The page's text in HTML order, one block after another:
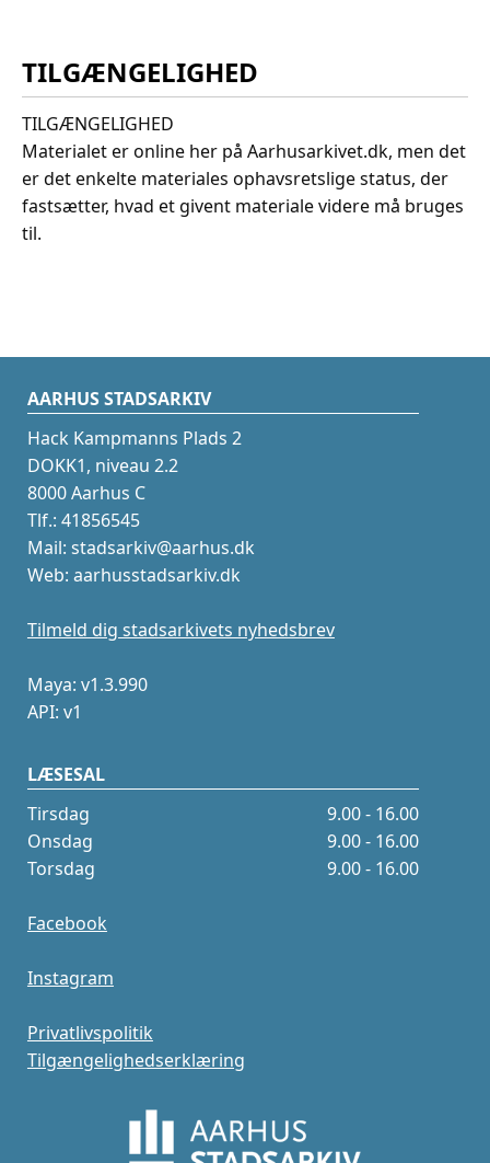
TILGÆNGELIGHED
TILGÆNGELIGHED
Materialet er online her på Aarhusarkivet.dk, men det
er det enkelte materiales ophavsretslige status, der
fastsætter, hvad et givent materiale videre må bruges
til.
AARHUS STADSARKIV
Hack Kampmanns Plads 2
DOKK1, niveau 2.2
8000 Aarhus C
Tlf.: 41856545
Mail: stadsarkiv@aarhus.dk
Web: aarhusstadsarkiv.dk
Tilmeld dig stadsarkivets nyhedsbrev
Maya: v1.3.990
API: v1
LÆSESAL
Tirsdag
9.00 - 16.00
Onsdag
9.00 - 16.00
Torsdag
9.00 - 16.00
Facebook
Instagram
Privatlivspolitik
Tilgængelighedserklæring